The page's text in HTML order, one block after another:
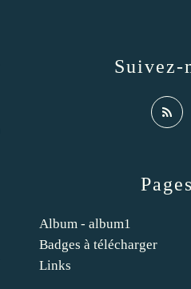
Pages
Album - album1
Badges à télécharger
Links
Suivez-